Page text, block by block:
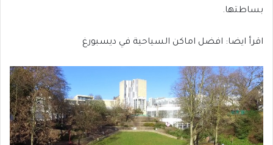
بساطتها.
اقرأ ايضا: افضل اماكن السياحية في ديسبورغ